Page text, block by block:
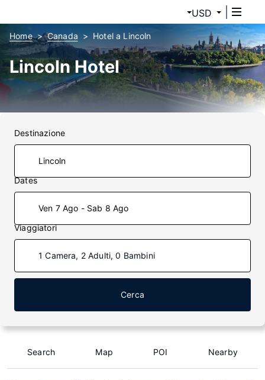
USD
Home Canada Hotel a Lincoln
Lincoln Hotel
Destinazione
Dates
Ven 7 Ago - Sab 8 Ago
Viaggiatori
1 Camera, 2 Adulti, 0 Bambini
Cerca
Search Map POI Nearby